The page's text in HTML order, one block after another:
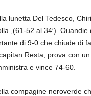
lunetta Del Tedesco,
,(61-52 al 34′).
di 9-0 che chiude di
Resta, prova con
e vince 74-60.
compagine neroverde